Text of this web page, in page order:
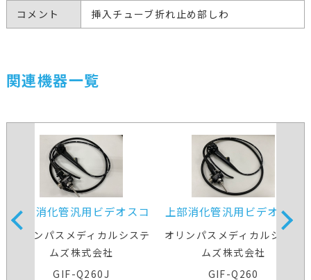
コメント 挿入チューブ折れ止め部しわ
関連機器一覧
上部消化管汎用ビデオスコ
ープ
オリンパスメディカルシステ
ムズ株式会社
GIF-Q260J
上部消化管汎用ビデオスコ
ープ
オリンパスメディカルシステ
ムズ株式会社
GIF-Q260